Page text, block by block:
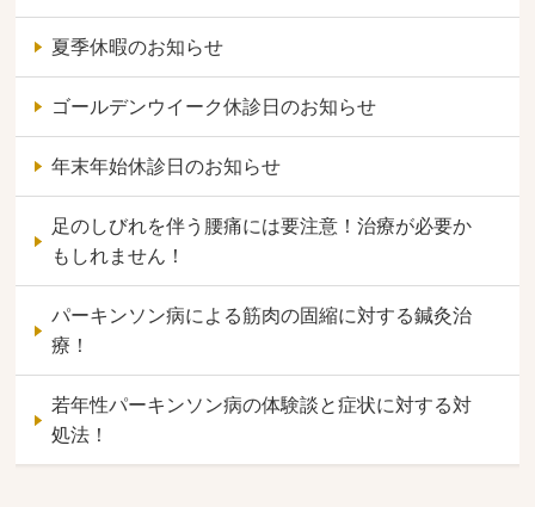
夏季休暇のお知らせ
ゴールデンウイーク休診日のお知らせ
年末年始休診日のお知らせ
足のしびれを伴う腰痛には要注意！治療が必要か
もしれません！
パーキンソン病による筋肉の固縮に対する鍼灸治
療！
若年性パーキンソン病の体験談と症状に対する対
処法！